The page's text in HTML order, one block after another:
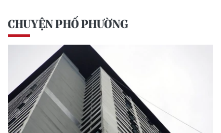
CHUYỆN PHỐ PHƯỜNG